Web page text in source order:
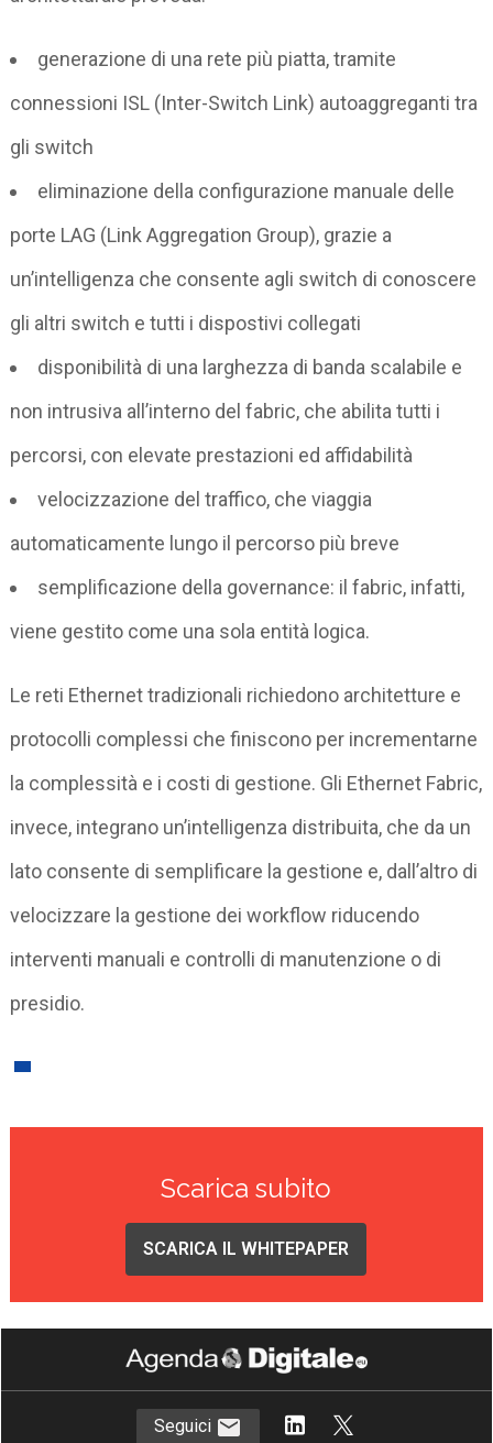
generazione di una rete più piatta, tramite
connessioni ISL (Inter-Switch Link) autoaggreganti tra
gli switch
eliminazione della configurazione manuale delle
porte LAG (Link Aggregation Group), grazie a
un’intelligenza che consente agli switch di conoscere
gli altri switch e tutti i dispostivi collegati
disponibilità di una larghezza di banda scalabile e
non intrusiva all’interno del fabric, che abilita tutti i
percorsi, con elevate prestazioni ed affidabilità
velocizzazione del traffico, che viaggia
automaticamente lungo il percorso più breve
semplificazione della governance: il fabric, infatti,
viene gestito come una sola entità logica.
Le reti Ethernet tradizionali richiedono architetture e
protocolli complessi che finiscono per incrementarne
la complessità e i costi di gestione. Gli Ethernet Fabric,
invece, integrano un’intelligenza distribuita, che da un
lato consente di semplificare la gestione e, dall’altro di
velocizzare la gestione dei workflow riducendo
interventi manuali e controlli di manutenzione o di
presidio.
Scarica subito
SCARICA IL WHITEPAPER
Seguici